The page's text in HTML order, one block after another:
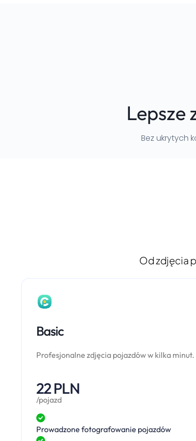
Lepsze
Bez ukrytych
Od zdjęcia
Basic
Profesjonalne zdjęcia pojazdów w kilka minut.
22 PLN
/pojazd
Prowadzone fotografowanie pojazdów